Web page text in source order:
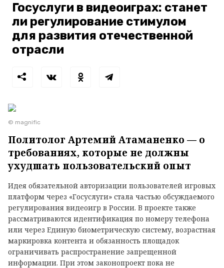
Госуслуги в видеоиграх: станет
ли регулирование стимулом
для развития отечественной
отрасли
© magnific
Политолог Артемий Атаманенко — о
требованиях, которые не должны
ухудшать пользовательский опыт
Идея обязательной авторизации пользователей игровых
платформ через «Госуслуги» стала частью обсуждаемого
регулирования видеоигр в России. В проекте также
рассматриваются идентификация по номеру телефона
или через Единую биометрическую систему, возрастная
маркировка контента и обязанность площадок
ограничивать распространение запрещенной
информации. При этом законопроект пока не